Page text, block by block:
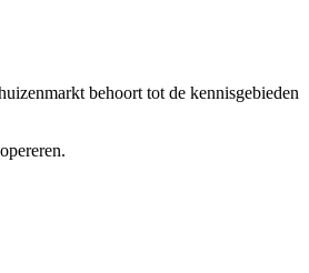
behoort tot de kennisgebieden